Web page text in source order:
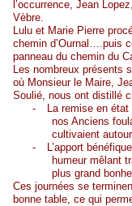
l’occurrence, Jean
Vèbre.
Lulu et Marie Pierre
chemin d’Ournal….puis
panneau du chemin du
Les nombreux présents
où Monsieur le Maire,
Soulié, nous ont distillé
-
La remise en
nos Anciens
cultivaient
-
L’apport
humeur mêlant
plus grand
Ces journées se
bonne table, ce qui